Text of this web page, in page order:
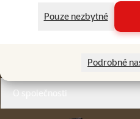
Pouze nezbytné
Podrobné
neboWhatsApp
O společnosti